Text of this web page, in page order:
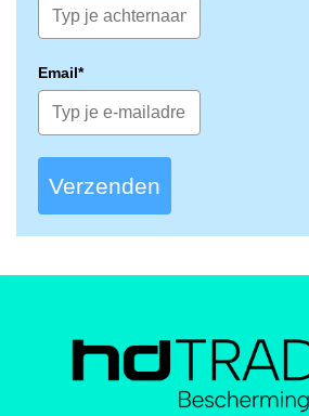
Email*
Verzenden